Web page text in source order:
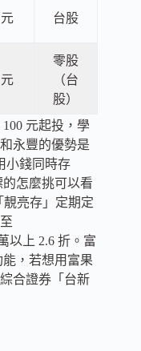
台股
零股
（台
股）
元起投，學
永豐的優勢是
錢同時存
怎麼挑可以看
靚亮存」定期定
以上 2.6 折。富
，若想用富果
合證券「台新